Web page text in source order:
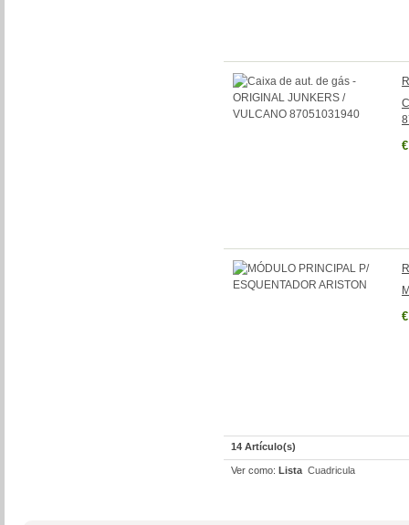
14 Artículo(s)
Ver como: Lista Cuadricula